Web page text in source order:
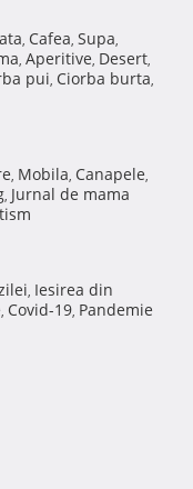
, Cafea, Supa,
, Aperitive, Desert,
pui, Ciorba burta,
, Mobila, Canapele,
, Jurnal de mama
, Iesirea din
, Covid-19, Pandemie